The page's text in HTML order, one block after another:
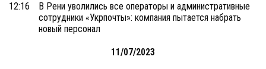
12:16
В Рени уволились все операторы и административные
сотрудники «Укрпочты»: компания пытается набрать
новый персонал
11/07/2023